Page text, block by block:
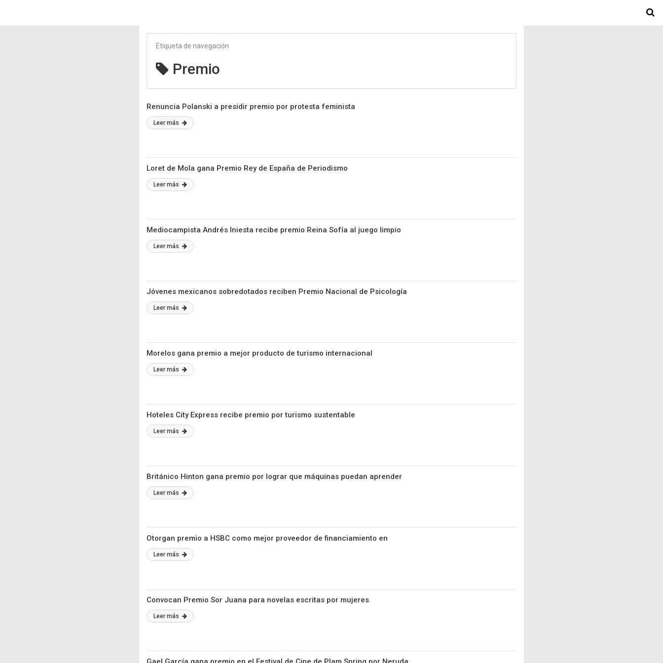
Etiqueta de navegación
Premio
Renuncia Polanski a presidir premio por protesta feminista
Leer más
Loret de Mola gana Premio Rey de España de Periodismo
Leer más
Mediocampista Andrés Iniesta recibe premio Reina Sofía al juego limpio
Leer más
Jóvenes mexicanos sobredotados reciben Premio Nacional de Psicología
Leer más
Morelos gana premio a mejor producto de turismo internacional
Leer más
Hoteles City Express recibe premio por turismo sustentable
Leer más
Británico Hinton gana premio por lograr que máquinas puedan aprender
Leer más
Otorgan premio a HSBC como mejor proveedor de financiamiento en
Leer más
Convocan Premio Sor Juana para novelas escritas por mujeres
Leer más